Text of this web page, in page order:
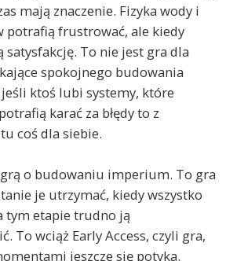
mają znaczenie. Fizyka wody i
potrafią frustrować, ale kiedy
satysfakcję. To nie jest gra dla
spokojnego budowania
ktoś lubi systemy, które
karać za błędy to z
coś dla siebie.
o budowaniu imperium. To gra
je utrzymać, kiedy wszystko
tym etapie trudno ją
To wciąż Early Access, czyli gra,
jeszcze się potyka.